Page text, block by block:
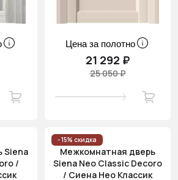
Цена за полотно
21 292 ₽
25 050 ₽
Siena
/
- 15% скидка
Межкомнатная дверь
Siena Neo Classic Decoro
/ Сиена Нео Классик